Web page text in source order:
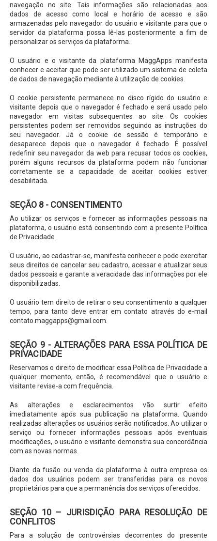
navegação no site. Tais informações são relacionadas aos
dados de acesso como local e horário de acesso e são
armazenadas pelo navegador do usuário e visitante para que o
servidor da plataforma possa lê-las posteriormente a fim de
personalizar os serviços da plataforma.
O usuário e o visitante da plataforma MaggApps manifesta
conhecer e aceitar que pode ser utilizado um sistema de coleta
de dados de navegação mediante à utilização de cookies.
O cookie persistente permanece no disco rígido do usuário e
visitante depois que o navegador é fechado e será usado pelo
navegador em visitas subsequentes ao site. Os cookies
persistentes podem ser removidos seguindo as instruções do
seu navegador. Já o cookie de sessão é temporário e
desaparece depois que o navegador é fechado. É possível
redefinir seu navegador da web para recusar todos os cookies,
porém alguns recursos da plataforma podem não funcionar
corretamente se a capacidade de aceitar cookies estiver
desabilitada.
SEÇÃO 8 - CONSENTIMENTO
Ao utilizar os serviços e fornecer as informações pessoais na
plataforma, o usuário está consentindo com a presente Política
de Privacidade.
O usuário, ao cadastrar-se, manifesta conhecer e pode exercitar
seus direitos de cancelar seu cadastro, acessar e atualizar seus
dados pessoais e garante a veracidade das informações por ele
disponibilizadas.
O usuário tem direito de retirar o seu consentimento a qualquer
tempo, para tanto deve entrar em contato através do e-mail
contato.maggapps@gmail.com
SEÇÃO 9 - ALTERAÇÕES PARA ESSA POLÍTICA DE
PRIVACIDADE
Reservamos o direito de modificar essa Política de Privacidade a
qualquer momento, então, é recomendável que o usuário e
visitante revise-a com frequência.
As alterações e esclarecimentos vão surtir efeito
imediatamente após sua publicação na plataforma. Quando
realizadas alterações os usuários serão notificados. Ao utilizar o
serviço ou fornecer informações pessoais após eventuais
modificações, o usuário e visitante demonstra sua concordância
com as novas normas.
Diante da fusão ou venda da plataforma à outra empresa os
dados dos usuários podem ser transferidas para os novos
proprietários para que a permanência dos serviços oferecidos.
SEÇÃO 10 – JURISDIÇÃO PARA RESOLUÇÃO DE
CONFLITOS
Para a solução de controvérsias decorrentes do presente